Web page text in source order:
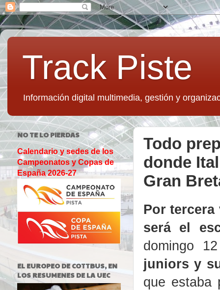
Track Piste
Información digital multimedia, gestión y
Todo
donde
Gran
Por
será el
domingo
juniors y
que estaba
NO TE LO PIERDAS
Calendario y sedes de los
Campeonatos y Copas de
España 2026-27
EL EUROPEO DE COTTBUS, EN
LOS RESUMENES DE LA UEC